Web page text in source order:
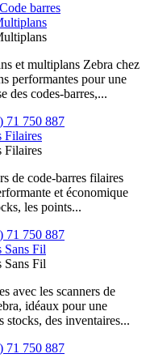
barres
et multiplans Zebra chez
performantes pour une
des codes-barres,...
71 750 887
Filaires
Filaires
de code-barres filaires
et économique
les points...
71 750 887
Sans Fil
Sans Fil
avec les scanners de
idéaux pour une
stocks, des inventaires...
71 750 887